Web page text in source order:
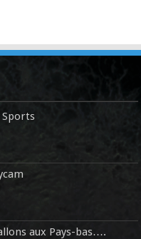
Sports
aux Pays-bas….